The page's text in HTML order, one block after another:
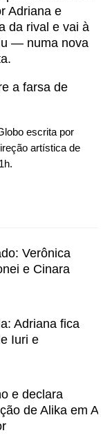
Adriana e
da rival e vai à
— numa nova
a farsa de
escrita por
artística de
Verônica
e Cinara
Adriana fica
Iuri e
e declara
de Alika em A